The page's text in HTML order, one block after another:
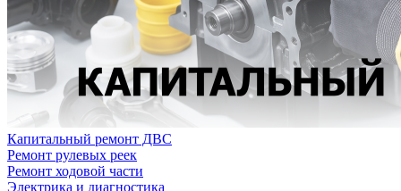
Капитальный ремонт ДВС
Ремонт рулевых реек
Ремонт ходовой части
Электрика и диагностика